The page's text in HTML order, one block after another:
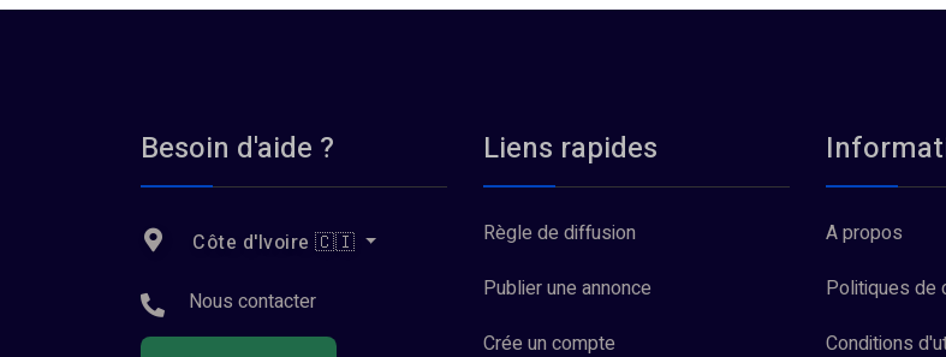
Besoin d'aide ?
Côte d'Ivoire 🇨🇮
Nous contacter
Liens rapides
Règle de diffusion
Publier une annonce
Crée un compte
A propos
Politiques de
Conditions